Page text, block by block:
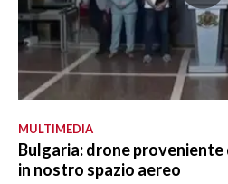
MULTIMEDIA
Bulgaria: drone proveniente
in nostro spazio aereo